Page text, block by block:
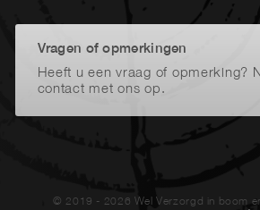
Vragen of opmerkingen
Heeft u een vraag of opmerking?
contact met ons op.
© 2019 - 2026 Wel Verzorgd in boom